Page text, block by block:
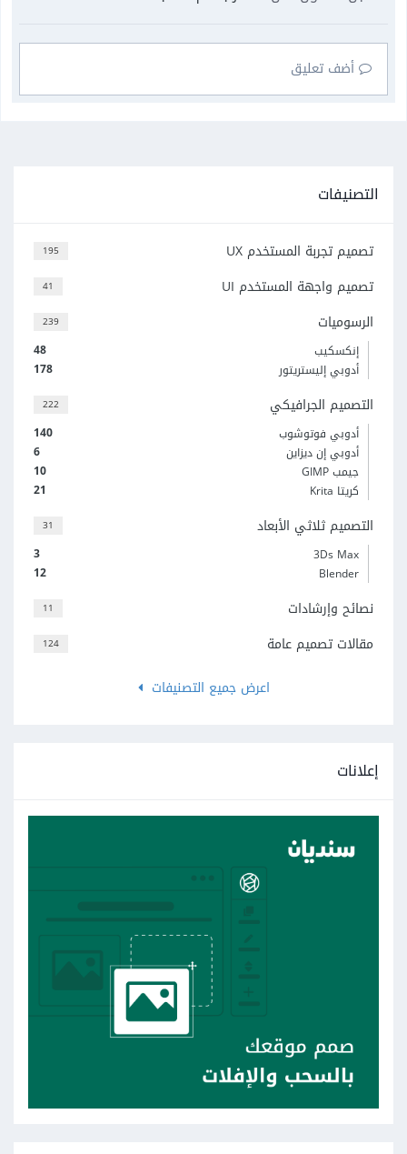
أضف تعليق
التصنيفات
195 تصميم تجربة المستخدم UX
41 تصميم واجهة المستخدم UI
239 الرسوميات
48
إنكسكيب
178
أدوبي إليستريتور
222 التصميم الجرافيكي
140
أدوبي فوتوشوب
6
أدوبي إن ديزاين
10
جيمب GIMP
21
كريتا Krita
31 التصميم ثلاثي الأبعاد
3
3Ds Max
12
Blender
11 نصائح وإرشادات
124
مقالات تصميم عامة
اعرض جميع التصنيفات
إعلانات